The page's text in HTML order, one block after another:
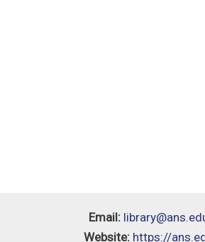
Email:
Website: https://